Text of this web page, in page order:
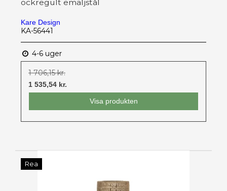
ockregult emaljstål
Kare Design
KA-56441
4-6 uger
1 706,15 kr.
1 535,54 kr.
Visa produkten
Rea